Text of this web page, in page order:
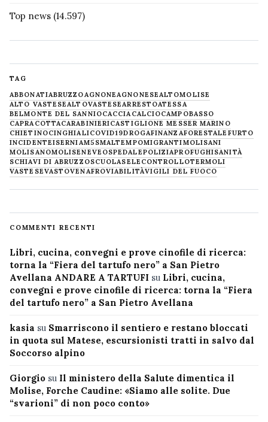
Top news (14.597)
TAG
ABBONATIABRUZZOAGNONEAGNONESEALTOMOLISE
ALTO VASTESEALTOVASTESEARRESTOATESSA
BELMONTE DEL SANNIOCACCIACALCIOCAMPOBASSO
CAPRACOTTACARABINIERICASTIGLIONE MESSER MARINO
CHIETINOCINGHIALICOVID19DROGAFINANZAFORESTALE FURTO
INCIDENTEISERNIAM5SMALTEMPOMIGRANTIMOLISANI
MOLISANOMOLISENEVE OSPEDALEPOLIZIAPROFUGHISANITÀ
SCHIAVI DI ABRUZZOSCUOLASELECONTROLLOTERMOLI
VASTESEVASTOVENAFROVIABILITÀVIGILI DEL FUOCO
COMMENTI RECENTI
Libri, cucina, convegni e prove cinofile di ricerca:
torna la “Fiera del tartufo nero” a San Pietro
Avellana ANDARE A TARTUFI su Libri, cucina,
convegni e prove cinofile di ricerca: torna la “Fiera
del tartufo nero” a San Pietro Avellana
kasia su Smarriscono il sentiero e restano bloccati
in quota sul Matese, escursionisti tratti in salvo dal
Soccorso alpino
Giorgio su Il ministero della Salute dimentica il
Molise, Forche Caudine: «Siamo alle solite. Due
“svarioni” di non poco conto»